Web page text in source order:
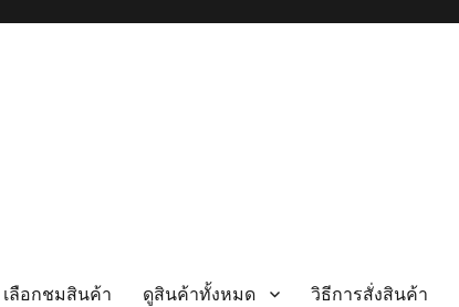
เลือกชมสินค้า ดูสินค้าทั้งหมด วิธีการสั่งสินค้า